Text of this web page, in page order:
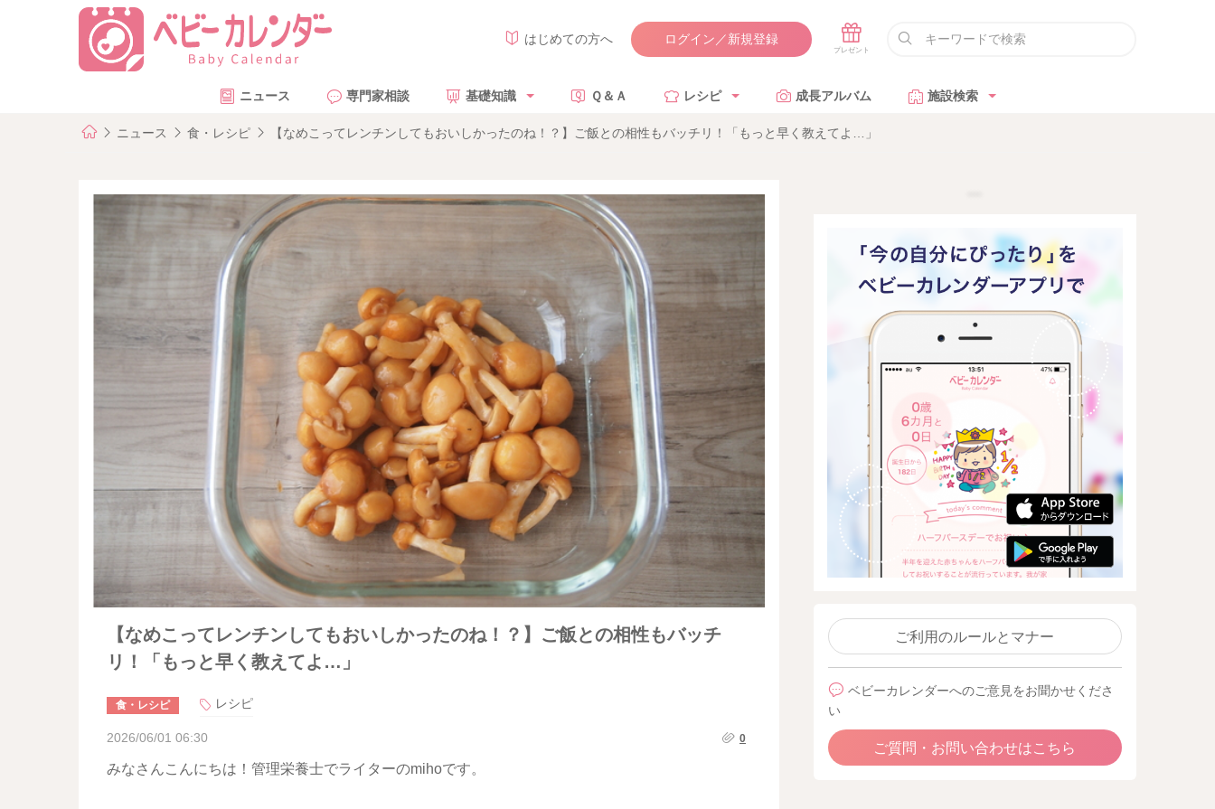
はじめての方へ ログイン／新規登録
ニュース 専門家相談 基礎知識 Ｑ＆Ａ レシピ 成長アルバム 施設検索
ニュース 食・レシピ 【なめこってレンチンしてもおいしかったのね！？】ご飯との相性もバッチリ！「もっと早く教えてよ…」
【なめこってレンチンしてもおいしかったのね！？】ご飯との相性もバッチ
リ！「もっと早く教えてよ…」
食・レシピ レシピ
2026/06/01 06:30 0
みなさんこんにちは！管理栄養士でライターのmihoです。
ご利用のルールとマナー
ベビーカレンダーへのご意見をお聞かせくださ
い
ご質問・お問い合わせはこちら